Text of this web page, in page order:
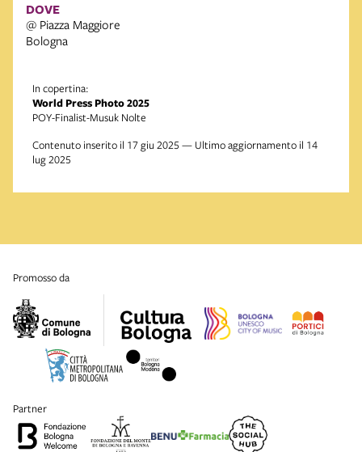
DOVE
@ Piazza Maggiore
Bologna
In copertina:
World Press Photo 2025
POY-Finalist-Musuk Nolte
Contenuto inserito il 17 giu 2025 — Ultimo aggiornamento il 14
lug 2025
promosso da
partner